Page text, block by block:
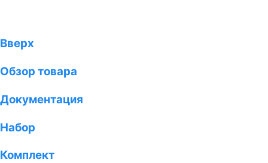
Вверх
Обзор товара
Документация
Набор
Комплект